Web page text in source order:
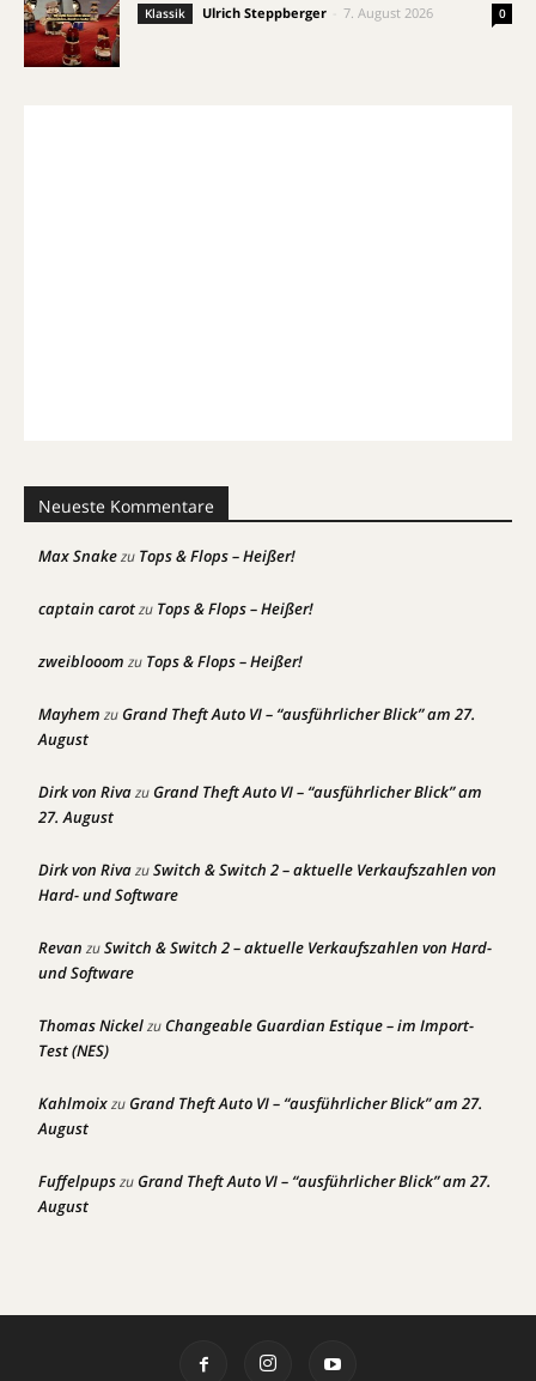
Klassik Ulrich Steppberger 7. August 2026 0
Neueste Kommentare
Max Snakezu Tops & Flops – Heißer!
captain carotzu Tops & Flops – Heißer!
zweiblooom zu Tops & Flops – Heißer!
Mayhem zuGrand Theft Auto VI – “ausführlicher Blick” am 27.
August
Dirk von RivazuGrand Theft Auto VI – “ausführlicher Blick” am
27. August
Dirk von RivazuSwitch & Switch 2 – aktuelle Verkaufszahlen von
Hard- und Software
Revan zuSwitch & Switch 2 – aktuelle Verkaufszahlen von Hard-
und Software
Thomas NickelzuChangeable Guardian Estique – im Import-
Test (NES)
KahlmoixzuGrand Theft Auto VI – “ausführlicher Blick” am 27.
August
FuffelpupszuGrand Theft Auto VI – “ausführlicher Blick” am 27.
August